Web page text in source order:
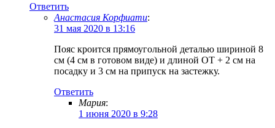
Ответить
Анастасия Корфиати:
31 мая 2020 в 13:16
Пояс кроится прямоугольной деталью шириной 8
см (4 см в готовом виде) и длиной ОТ + 2 см на
посадку и 3 см на припуск на застежку.
Ответить
Мария:
1 июня 2020 в 9:28